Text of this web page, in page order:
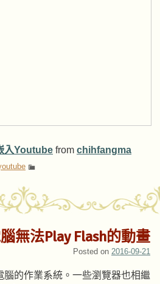
入Youtube from chihfangma
無法Play Flash的動畫
Posted on 2016-09-21
的作業系統。一些瀏覽器也相繼